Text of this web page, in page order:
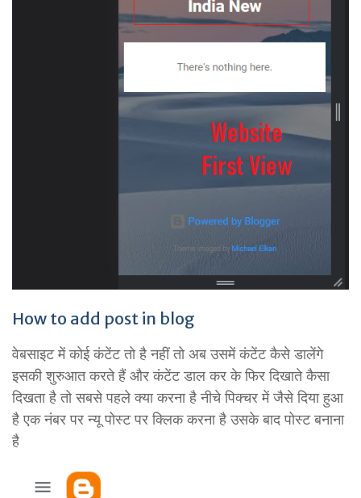
How to add post in blog
वेबसाइट में कोई कंटेंट तो है नहीं तो अब उसमें कंटेंट कैसे डालेंगे
इसकी शुरुआत करते हैं और कंटेंट डाल कर के फिर दिखाते कैसा
दिखता है तो सबसे पहले क्या करना है नीचे पिक्चर में जैसे दिया हुआ
है एक नंबर पर न्यू पोस्ट पर क्लिक करना है उसके बाद पोस्ट बनाना
है